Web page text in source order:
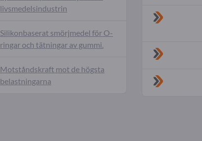
livsmedelsindustrin
Silikonbaserat smörjmedel för O-
ringar och tätningar av gummi.
Motståndskraft mot de högsta
belastningarna